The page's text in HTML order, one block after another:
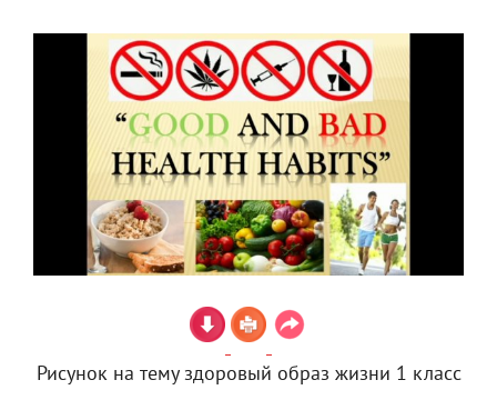
Рисунок на тему здоровый образ жизни 1 класс